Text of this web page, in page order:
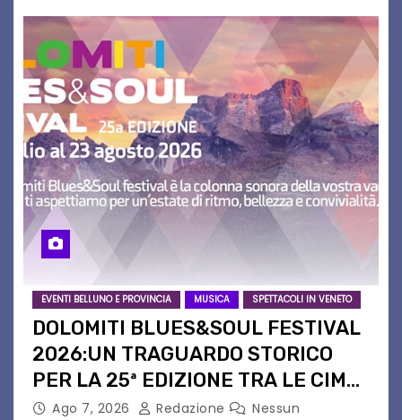
EVENTI BELLUNO E PROVINCIA MUSICA SPETTACOLI IN VENETO
DOLOMITI BLUES&SOUL FESTIVAL
2026:UN TRAGUARDO STORICO
PER LA 25ª EDIZIONE TRA LE CIME
PATRIMONIO UNESCO
Ago 7, 2026 Redazione
Nessun